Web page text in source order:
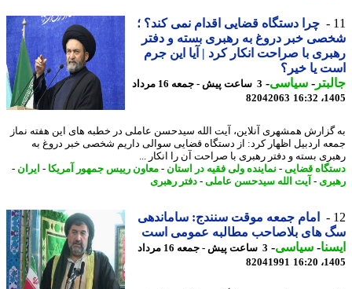
چرا دستگاه قضایی اقدام نمی کند؟ ؛
خبر دروغ به رهبری بسته و دفتر
با صراحت انکار کرد | آیا این جرم
یا خیر؟
-سیاسی-
3 ساعت پیش - جمعه 16 مرداد
82042063
همشهری آنلاین، آیت الله سیدحسن عاملی در خطبه های این هفته نماز
اردبیل اظهار کرد: از دستگاه قضایی سوالی داریم شخصی خبر دروغ به
بسته و دفتر رهبری با صراحت آن را انکار ...
قضایی-نماینده ولی فقیه در استان-معاون رییس جمهور آمریکا- ایران -
- آیت الله سیدحسن عاملی-دفتر رهبری
امام جمعه موقت سنندج: ساماندهی
های بلاصاحب مطالبه عمومی است
-سیاسی-
3 ساعت پیش - جمعه 16 مرداد
82041991